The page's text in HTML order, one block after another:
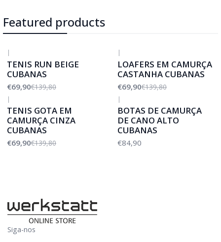
Featured products
|
TENIS RUN BEIGE
CUBANAS
€69,90€139,80
|
LOAFERS EM CAMURÇA
CASTANHA CUBANAS
€69,90€139,80
|
TENIS GOTA EM
CAMURÇA CINZA
CUBANAS
€69,90€139,80
|
BOTAS DE CAMURÇA
DE CANO ALTO
CUBANAS
€84,90
Siga-nos